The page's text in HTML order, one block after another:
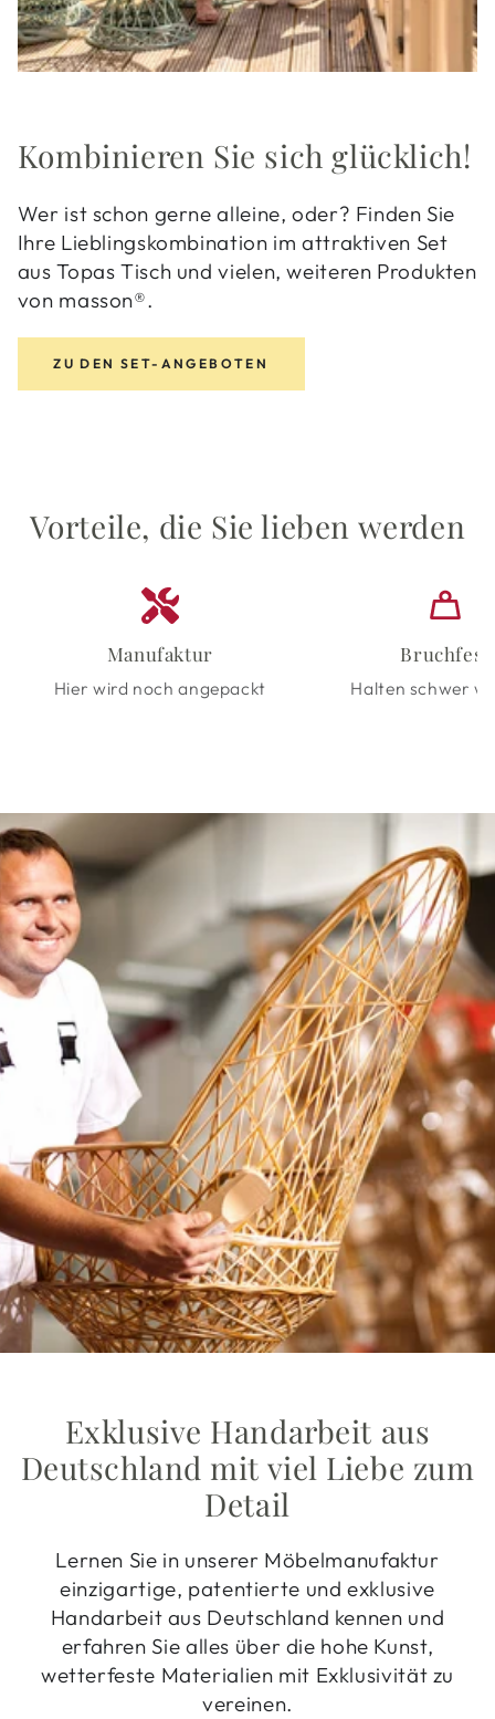
Kombinieren Sie sich glücklich!
Wer ist schon gerne alleine, oder? Finden Sie
Ihre Lieblingskombination im attraktiven Set
aus Topas Tisch und vielen, weiteren Produkten
von masson®.
ZU DEN SET-ANGEBOTEN
Vorteile, die Sie lieben werden
Manufaktur
Hier wird noch angepackt
Bruchfest
Halten schwer
Exklusive Handarbeit aus
Deutschland mit viel Liebe zum
Detail
Lernen Sie in unserer Möbelmanufaktur
einzigartige, patentierte und exklusive
Handarbeit aus Deutschland kennen und
erfahren Sie alles über die hohe Kunst,
wetterfeste Materialien mit Exklusivität zu
vereinen.